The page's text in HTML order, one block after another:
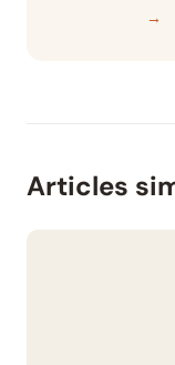
→
Articles